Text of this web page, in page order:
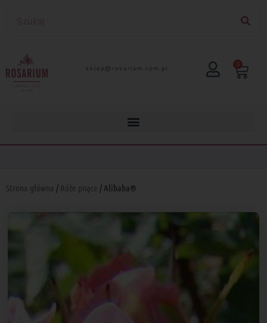
lp.moc.muirasor@pelks 0
Strona główna / Róże pnące / Alibaba®